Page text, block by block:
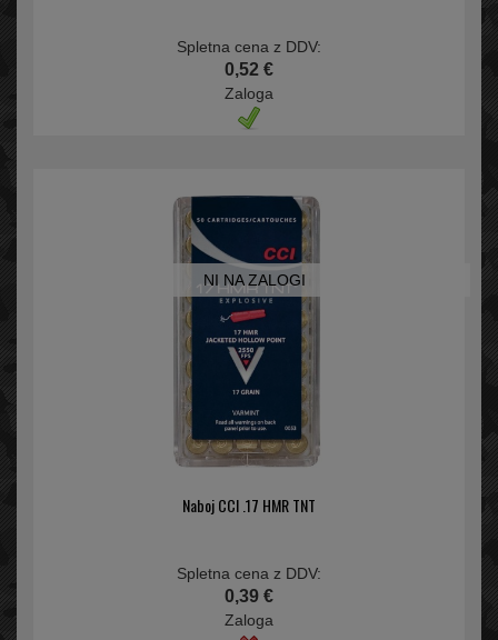
Spletna cena z DDV:
0,52 €
Zaloga
NI NA ZALOGI
Naboj CCI .17 HMR TNT
Spletna cena z DDV:
0,39 €
Zaloga